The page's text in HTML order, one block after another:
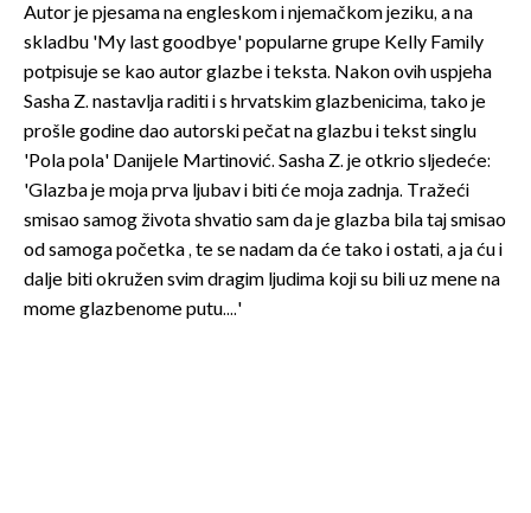
Autor je pjesama na engleskom i njemačkom jeziku, a na
skladbu 'My last goodbye' popularne grupe Kelly Family
potpisuje se kao autor glazbe i teksta. Nakon ovih uspjeha
Sasha Z. nastavlja raditi i s hrvatskim glazbenicima, tako je
prošle godine dao autorski pečat na glazbu i tekst singlu
'Pola pola' Danijele Martinović. Sasha Z. je otkrio sljedeće:
'Glazba je moja prva ljubav i biti će moja zadnja. Tražeći
smisao samog života shvatio sam da je glazba bila taj smisao
od samoga početka , te se nadam da će tako i ostati, a ja ću i
dalje biti okružen svim dragim ljudima koji su bili uz mene na
mome glazbenome putu....'